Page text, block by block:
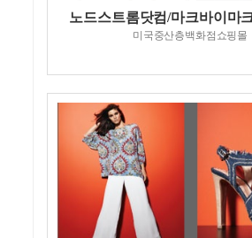
노드스트롬닷컴/마크바이마
미국중산층백화점쇼핑몰